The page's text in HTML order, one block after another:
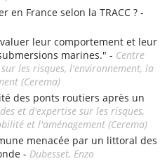
en France selon la TRACC ? -
leur comportement et leur
marines." - Centre
les risques, l'environnement, la
(Cerema)
des ponts routiers après un
et d'expertise sur les risques,
et l'aménagement (Cerema)
menacée par un littoral des
- Dubesset, Enzo